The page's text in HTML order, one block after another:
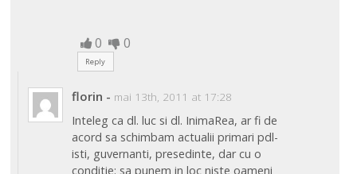
0 0
Reply
florin - mai 13th, 2011 at 17:28
Inteleg ca dl. luc si dl. InimaRea, ar fi de
acord sa schimbam actualii primari pdl-
isti, guvernanti, presedinte, dar cu o
conditie: sa punem in loc niste oameni